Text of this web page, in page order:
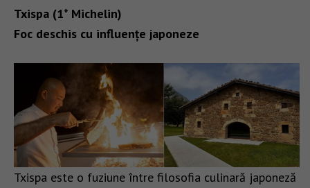
Txispa (1* Michelin)
Foc deschis cu influențe japoneze
Txispa este o fuziune între filosofia culinară japoneză